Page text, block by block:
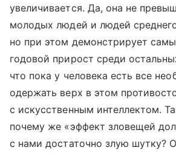
увеличивается. Да, она не
молодых людей и людей
но при этом демонстрирует
годовой прирост среди
что пока у человека есть все
одержать верх в этом
с искусственным интеллектом.
почему же «эффект зловещей
с нами достаточно злую шутку?